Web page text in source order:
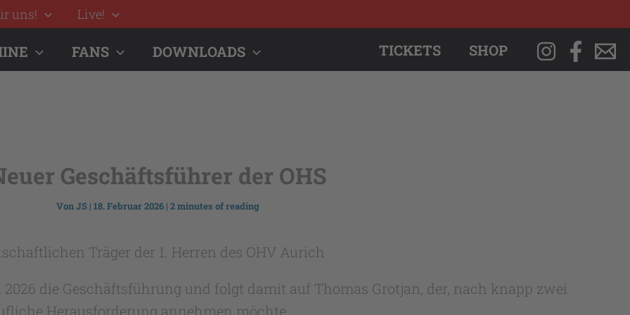
uns! Live!
FANS DOWNLOADS TICKETS SHOP
Geschäftsführer der OHS
VonJS | 18. Februar 2026 | 2 minutes of reading
Träger der 1. Herren des OHV Aurich
die Geschäftsführung und folgt damit auf Thomas Grotjan, der, nach knapp zwei
Herausforderung annehmen möchte.